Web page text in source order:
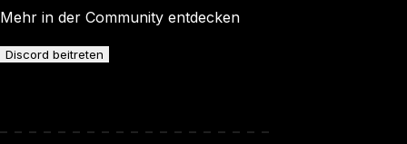
Mehr in der Community entdecken
Discord beitreten